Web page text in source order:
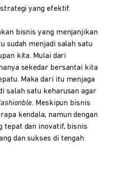
yang efektif.
bisnis yang menjanjikan
sudah menjadi salah satu
kita. Mulai dari
sekedar bersantai kita
Maka dari itu menjaga
salah satu keharusan agar
. Meskipun bisnis
kendala, namun dengan
tepat dan inovatif, bisnis
dan sukses di tengah